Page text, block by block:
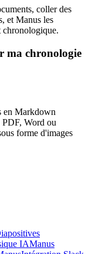
coller des
et Manus les
chronologique.
ma chronologie
en Markdown
PDF, Word ou
forme d'images
IAManus